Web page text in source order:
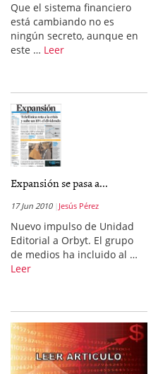
Que el sistema financiero
está cambiando no es
ningún secreto, aunque en
este … Leer
Expansión se pasa a...
17 Jun 2010 Jesús Pérez
Nuevo impulso de Unidad
Editorial a Orbyt. El grupo
de medios ha incluido al …
Leer